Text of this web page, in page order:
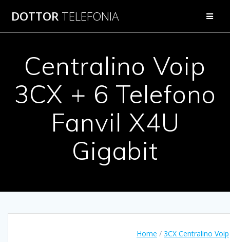
al
DOTTOR TELEFONIA
Centralino Voip
3CX + 6 Telefono
Fanvil X4U
Gigabit
Home / 3CX Centralino Voip